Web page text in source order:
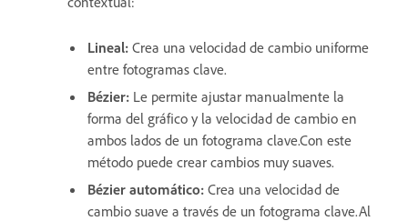
Lineal: Crea una velocidad de cambio uniforme
entre fotogramas clave.
Bézier: Le permite ajustar manualmente la
forma del gráfico y la velocidad de cambio en
ambos lados de un fotograma clave.Con este
método puede crear cambios muy suaves.
Bézier automático: Crea una velocidad de
cambio suave a través de un fotograma clave.Al